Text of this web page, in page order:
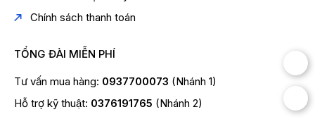
Chính sách thanh toán
TỔNG ĐÀI MIỄN PHÍ
Tư vấn mua hàng: 0937700073 (Nhánh 1)
Hỗ trợ kỹ thuật: 0376191765 (Nhánh 2)